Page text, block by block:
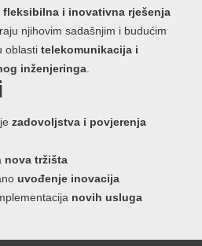
fleksibilna i inovativna rješenja
njihovim sadašnjim i budućim
oblasti telekomunikacija i
inženjeringa
zadovoljstva i povjerenja
nova tržišta
uvođenje inovacija
novih usluga